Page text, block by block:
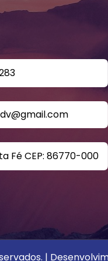
Fé CEP: 86770-000
|